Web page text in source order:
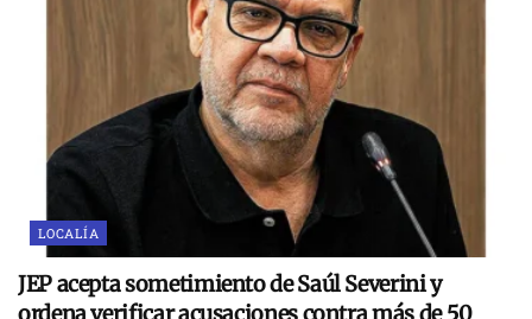
LOCALÍA
JEP acepta sometimiento de Saúl Severini y